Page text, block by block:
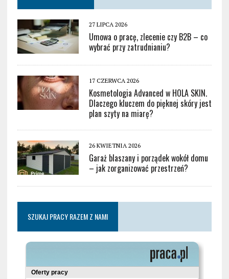
27 LIPCA 2026
Umowa o pracę, zlecenie czy B2B – co
wybrać przy zatrudnianiu?
17 CZERWCA 2026
Kosmetologia Advanced w HOLA SKIN.
Dlaczego kluczem do pięknej skóry jest
plan szyty na miarę?
26 KWIETNIA 2026
Garaż blaszany i porządek wokół domu
– jak zorganizować przestrzeń?
SZUKAJ PRACY RAZEM Z NAMI